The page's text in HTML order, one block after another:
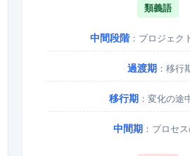
類義語
中間段階：プロジェク
過渡期：移行
移行期：変化の途
中間期 ：プロセ